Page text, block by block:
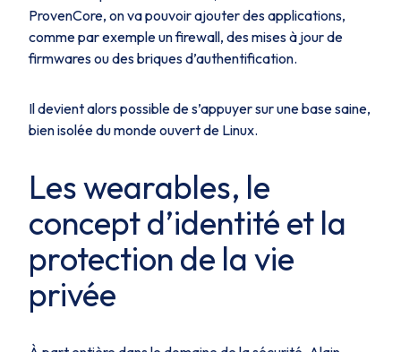
ProvenCore, on va pouvoir ajouter des applications,
comme par exemple un firewall, des mises à jour de
firmwares ou des briques d’authentification.
Il devient alors possible de s’appuyer sur une base saine,
bien isolée du monde ouvert de Linux.
Les wearables, le
concept d’identité et la
protection de la vie
privée